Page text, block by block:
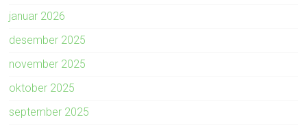
januar 2026
desember 2025
november 2025
oktober 2025
september 2025